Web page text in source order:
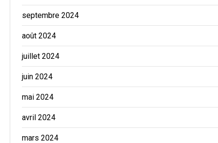
septembre 2024
août 2024
juillet 2024
juin 2024
mai 2024
avril 2024
mars 2024